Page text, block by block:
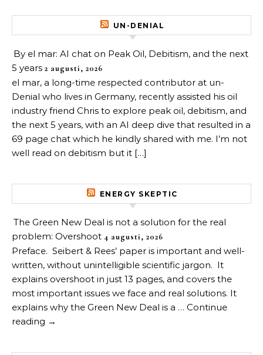
UN-DENIAL
By el mar: AI chat on Peak Oil, Debitism, and the next
5 years 2 augusti, 2026
el mar, a long-time respected contributor at un-
Denial who lives in Germany, recently assisted his oil
industry friend Chris to explore peak oil, debitism, and
the next 5 years, with an AI deep dive that resulted in a
69 page chat which he kindly shared with me. I’m not
well read on debitism but it […]
ENERGY SKEPTIC
The Green New Deal is not a solution for the real
problem: Overshoot 4 augusti, 2026
Preface. Seibert & Rees’ paper is important and well-
written, without unintelligible scientific jargon. It
explains overshoot in just 13 pages, and covers the
most important issues we face and real solutions. It
explains why the Green New Deal is a … Continue
reading →